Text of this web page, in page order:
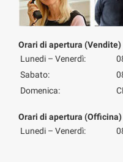
Orari di apertura (Vendite)
Lunedi – Venerdì:
Sabato:
Domenica:
Orari di apertura (Officina)
Lunedi – Venerdì: